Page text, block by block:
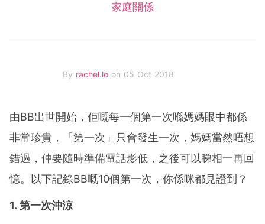
家庭關係
By rachel.lo on 05 Oct 2018
由BB出世開始，佢嘅每一個第一次喺媽媽眼中都係
非常珍貴，「第一次」只會發生一次，媽媽當然唔想
錯過，仲要隨時準備電話影低，之後可以睇相一再回
憶。以下記錄BB嘅10個第一次，你係咪都見證到？
1. 第一次沖涼